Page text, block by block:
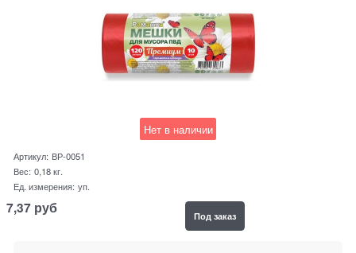
Нет в наличии
Артикул: ВР-0051
Вес: 0,18кг.
Ед. измерения: уп.
7,37 руб Под заказ